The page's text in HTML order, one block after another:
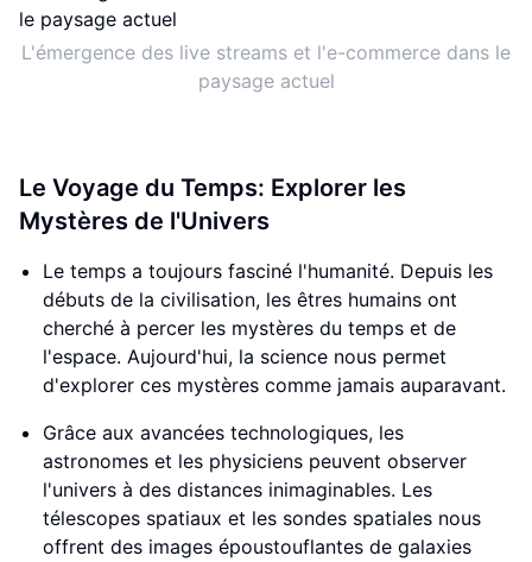
L'émergence des live streams et l'e-commerce dans le
paysage actuel
Le Voyage du Temps: Explorer les
Mystères de l'Univers
Le temps a toujours fasciné l'humanité. Depuis les
débuts de la civilisation, les êtres humains ont
cherché à percer les mystères du temps et de
l'espace. Aujourd'hui, la science nous permet
d'explorer ces mystères comme jamais auparavant.
Grâce aux avancées technologiques, les
astronomes et les physiciens peuvent observer
l'univers à des distances inimaginables. Les
télescopes spatiaux et les sondes spatiales nous
offrent des images époustouflantes de galaxies